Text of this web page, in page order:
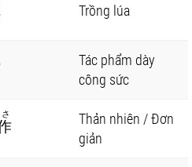
Trồng lúa
Tác phẩm dày
công sức
Thản nhiên / Đơn
giản